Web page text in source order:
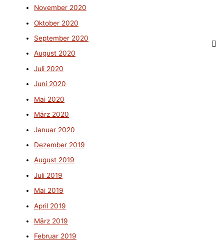
November 2020
Oktober 2020
September 2020
August 2020
Juli 2020
Juni 2020
Mai 2020
März 2020
Januar 2020
Dezember 2019
August 2019
Juli 2019
Mai 2019
April 2019
März 2019
Februar 2019